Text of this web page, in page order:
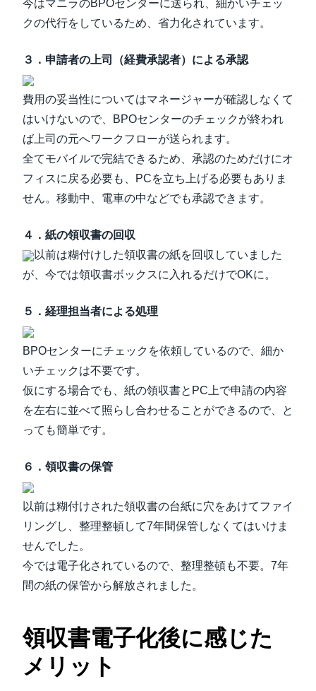
今はマニラのBPOセンターに送られ、細かいチェッ
クの代行をしているため、省力化されています。
３．申請者の上司（経費承認者）による承認
費用の妥当性についてはマネージャーが確認しなくて
はいけないので、BPOセンターのチェックが終われ
ば上司の元へワークフローが送られます。
全てモバイルで完結できるため、承認のためだけにオ
フィスに戻る必要も、PCを立ち上げる必要もありま
せん。移動中、電車の中などでも承認できます。
４．紙の領収書の回収
以前は糊付けした領収書の紙を回収していました
が、今では領収書ボックスに入れるだけでOKに。
５．経理担当者による処理
BPOセンターにチェックを依頼しているので、細か
いチェックは不要です。
仮にする場合でも、紙の領収書とPC上で申請の内容
を左右に並べて照らし合わせることができるので、と
っても簡単です。
６．領収書の保管
以前は糊付けされた領収書の台紙に穴をあけてファイ
リングし、整理整頓して7年間保管しなくてはいけま
せんでした。
今では電子化されているので、整理整頓も不要。7年
間の紙の保管から解放されました。
領収書電子化後に感じた
メリット